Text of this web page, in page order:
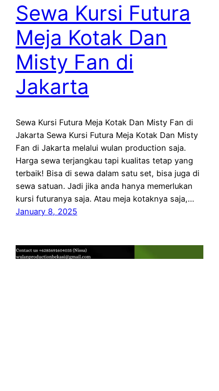
Sewa Kursi Futura
Meja Kotak Dan
Misty Fan di
Jakarta
Sewa Kursi Futura Meja Kotak Dan Misty Fan di
Jakarta Sewa Kursi Futura Meja Kotak Dan Misty
Fan di Jakarta melalui wulan production saja.
Harga sewa terjangkau tapi kualitas tetap yang
terbaik! Bisa di sewa dalam satu set, bisa juga di
sewa satuan. Jadi jika anda hanya memerlukan
kursi futuranya saja. Atau meja kotaknya saja,…
January 8, 2025